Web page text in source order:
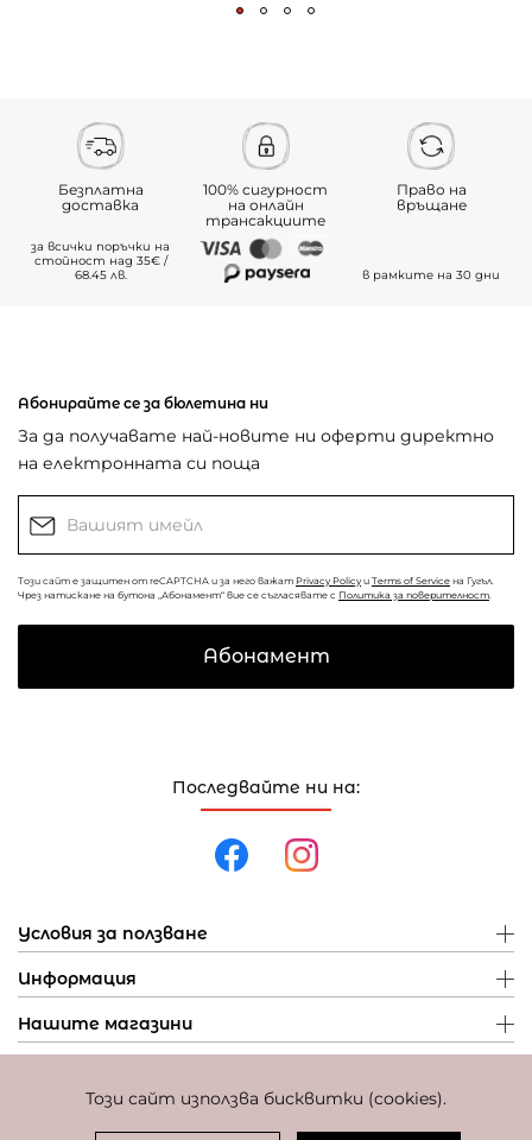
Този сайт използва бисквитки (cookies).
Безплатна
доставка
за всички поръчки на
стойност над 35€ /
68.45 лв.
100% сигурност
на онлайн
трансакциите
Право на
връщане
в рамките на 30 дни
Последвайте ни на:
Условия за ползване
Информация
Нашите магазини
Абонирайте се за бюлетина ни
За да получавате най-новите ни оферти директно
на електронната си поща
Този сайт е защитен от reCAPTCHA и за него важат Privacy Policy и Terms of Service на Гугъл.
Чрез натискане на бутона „Абонамент“ вие се съгласявате с Политика за поверителност
Абонамент